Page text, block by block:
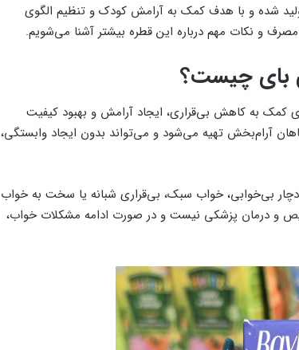
شده و با هدف کمک به آرامش کودک و تنظیم الگوی
مصرف و نکات مهم درباره این قطره بیشتر آشنا می‌شویم.
کمک به کاهش بی‌قراری، ایجاد آرامش و بهبود کیفیت
آرام‌بخش تهیه می‌شود و می‌تواند بدون ایجاد وابستگی،
بی‌خوابی، خواب سبک، بی‌قراری شبانه یا سخت به خواب
و درمان پزشکی نیست و در صورت ادامه مشکلات خواب،